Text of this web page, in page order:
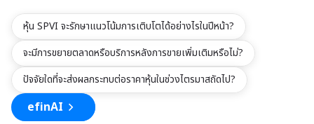
xxxxxxxxxxx xxxxxxxx xxxxxxxxxxxxxxxxxxxxxxx
xxxxxxxxxxxxxxxxxxx xxxxx
xxxxxxxxxxxxxxxxxxxxxxxxxxxxxx
หุ้น SPVI จะรักษาแนวโน้มการเติบโตได้อย่างไรในปีหน้า?
จะมีการขยายตลาดหรือบริการหลังการขายเพิ่มเติมหรือไม่?
ปัจจัยใดที่จะส่งผลกระทบต่อราคาหุ้นในช่วงไตรมาสถัดไป?
efinAI